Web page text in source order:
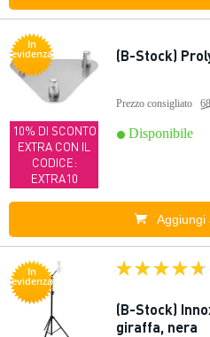
In
evidenza
10% DI SCONTO
EXTRA CON IL
CODICE:
EXTRA10
(B-Stock)
Prezzo consigliato
Disponibile
Aggiungi
In
evidenza
(B-Stock)
giraffa, nera